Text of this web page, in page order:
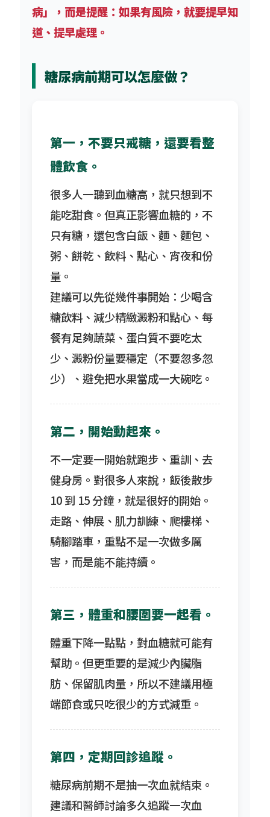
病」，而是提醒：如果有風險，就要提早知
道、提早處理。
糖尿病前期可以怎麼做？
第一，不要只戒糖，還要看整
體飲食。
很多人一聽到血糖高，就只想到不
能吃甜食。但真正影響血糖的，不
只有糖，還包含白飯、麵、麵包、
粥、餅乾、飲料、點心、宵夜和份
量。
建議可以先從幾件事開始：少喝含
糖飲料、減少精緻澱粉和點心、每
餐有足夠蔬菜、蛋白質不要吃太
少、澱粉份量要穩定（不要忽多忽
少）、避免把水果當成一大碗吃。
第二，開始動起來。
不一定要一開始就跑步、重訓、去
健身房。對很多人來說，飯後散步
10 到 15 分鐘，就是很好的開始。
走路、伸展、肌力訓練、爬樓梯、
騎腳踏車，重點不是一次做多厲
害，而是能不能持續。
第三，體重和腰圍要一起看。
體重下降一點點，對血糖就可能有
幫助。但更重要的是減少內臟脂
肪、保留肌肉量，所以不建議用極
端節食或只吃很少的方式減重。
第四，定期回診追蹤。
糖尿病前期不是抽一次血就結束。
建議和醫師討論多久追蹤一次血